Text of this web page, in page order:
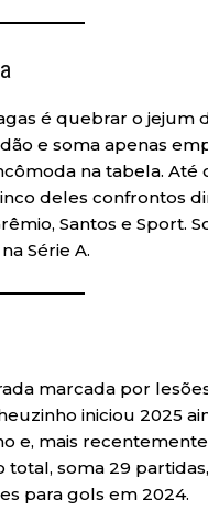
é quebrar o jejum
e soma apenas
na tabela. Até
deles confrontos
Santos e Sport.
Série A.
marcada por
iniciou 2025
e, mais
soma 29
para gols em 2024.